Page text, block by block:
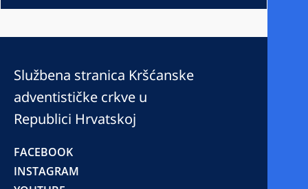
Službena stranica Kršćanske
adventističke crkve u
Republici Hrvatskoj
FACEBOOK
INSTAGRAM